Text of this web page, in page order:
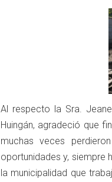
Al respecto la Sra.
Huingán, agradeció que
muchas veces
oportunidades y, siempre
la municipalidad que